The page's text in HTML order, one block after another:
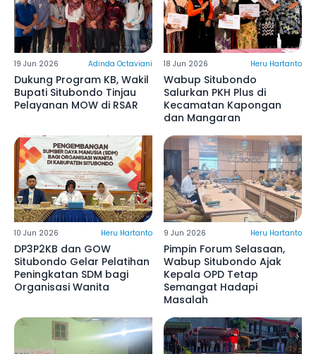
19 Jun 2026 Adinda Octaviani
Dukung Program KB, Wakil
Bupati Situbondo Tinjau
Pelayanan MOW di RSAR
18 Jun 2026 Heru Hartanto
Wabup Situbondo
Salurkan PKH Plus di
Kecamatan Kapongan
dan Mangaran
10 Jun 2026 Heru Hartanto
DP3P2KB dan GOW
Situbondo Gelar Pelatihan
Peningkatan SDM bagi
Organisasi Wanita
9 Jun 2026 Heru Hartanto
Pimpin Forum Selasaan,
Wabup Situbondo Ajak
Kepala OPD Tetap
Semangat Hadapi
Masalah